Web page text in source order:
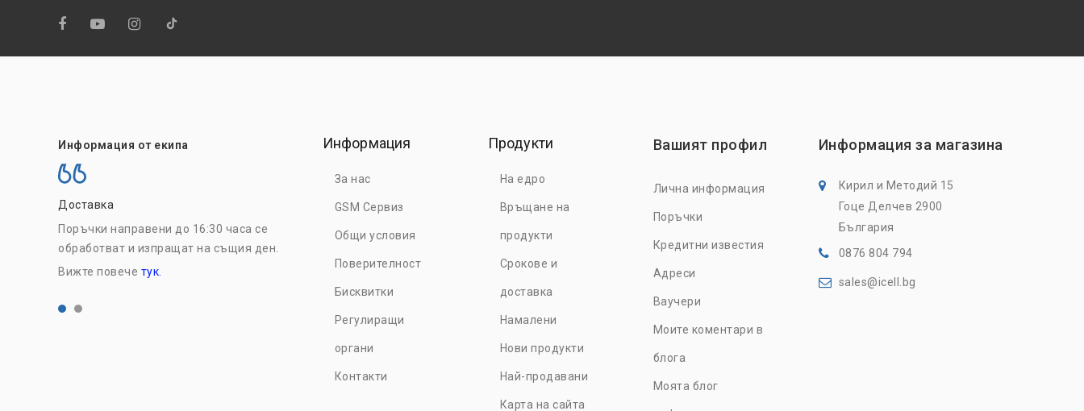
Информация от екипа
Доставка
Поръчки направени до 16:30 часа се
обработват и изпращат на същия ден.
Вижте повече тук.
Регистрирайте търговски акаунт и се
цени. Вижте повечетук.
Информация
За нас
GSM Сервиз
Общи условия
Поверителност
Бисквитки
Регулиращи
органи
Контакти
Продукти
На едро
Връщане на
продукти
Срокове и
доставка
Намалени
Нови продукти
Най-продавани
Карта на сайта
Вашият профил
Лична информация
Поръчки
Кредитни известия
Адреси
Ваучери
Моите коментари в
блога
Моята блог
Информация за магазина
Кирил и Методий 15
Гоце Делчев 2900
България
0876 804 794
sales@icell.bg